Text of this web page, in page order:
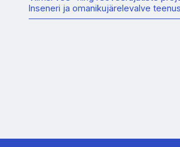
Inseneri ja omanikujärelevalve teenus